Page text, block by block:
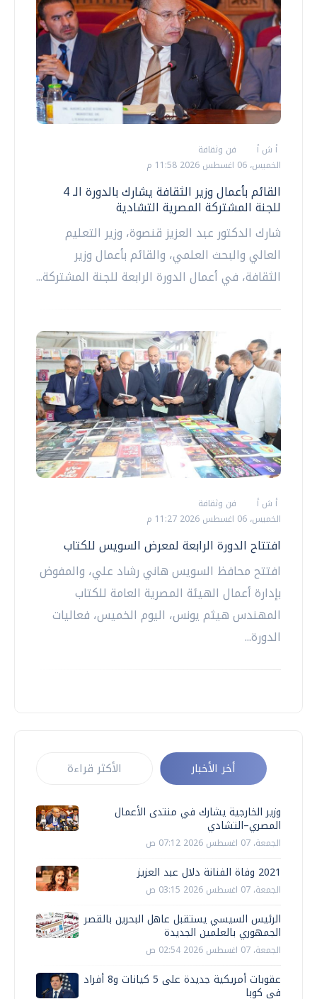
أ ش أ
فن وثقافة
الخميس، 06 اغسطس 2026 11:58 م
القائم بأعمال وزير الثقافة يشارك بالدورة الـ 4
للجنة المشتركة المصرية التشادية
شارك الدكتور عبد العزيز قنصوة، وزير التعليم
العالي والبحث العلمي، والقائم بأعمال وزير
الثقافة، في أعمال الدورة الرابعة للجنة المشتركة...
أ ش أ
فن وثقافة
الخميس، 06 اغسطس 2026 11:27 م
افتتاح الدورة الرابعة لمعرض السويس للكتاب
افتتح محافظ السويس هاني رشاد علي، والمفوض
بإدارة أعمال الهيئة المصرية العامة للكتاب
المهندس هيثم يونس، اليوم الخميس، فعاليات
الدورة...
أخر الأخبار الأكثر قراءة
وزير الخارجية يشارك في منتدى الأعمال
المصري–التشادي
الجمعة، 07 اغسطس 2026 07:12 ص
2021 وفاة الفنانة دلال عبد العزيز
الجمعة، 07 اغسطس 2026 03:15 ص
الرئيس السيسي يستقبل عاهل البحرين بالقصر
الجمهوري بالعلمين الجديدة
الجمعة، 07 اغسطس 2026 02:54 ص
عقوبات أمريكية جديدة على 5 كيانات و8 أفراد
في كوبا